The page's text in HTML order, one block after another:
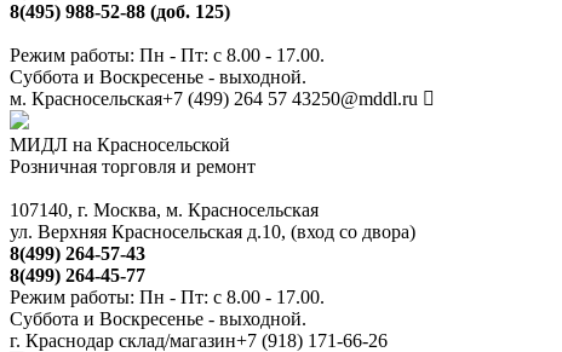
8(495) 988-52-88 (доб. 125)
Режим работы: Пн - Пт: с 8.00 - 17.00.
Суббота и Воскресенье - выходной.
м. Красносельская+7 (499) 264 57 43250@mddl.ru
МИДЛ на Красносельской
Розничная торговля и ремонт
107140, г. Москва, м. Красносельская
ул. Верхняя Красносельская д.10, (вход со двора)
8(499) 264-57-43
8(499) 264-45-77
Режим работы: Пн - Пт: с 8.00 - 17.00.
Суббота и Воскресенье - выходной.
г. Краснодар склад/магазин+7 (918) 171-66-26